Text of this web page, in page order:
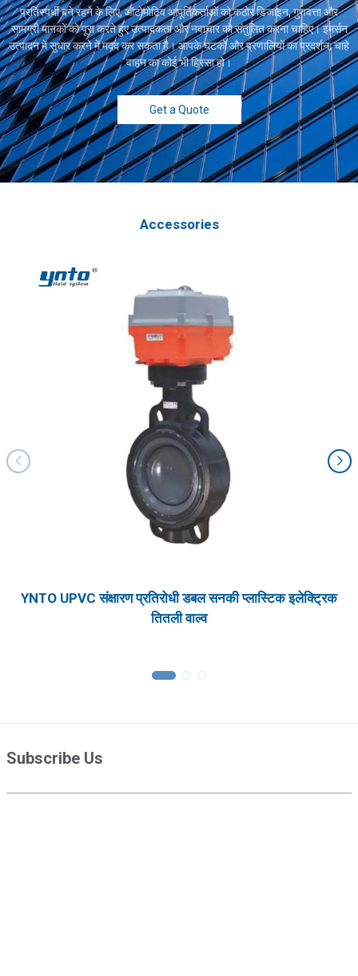
प्रतिस्पर्धी बने रहने के लिए, ऑटोमोटिव आपूर्तिकर्ताओं को कठोर डिजाइन, गुणवत्ता और
सामग्री मानकों को पूरा करते हुए उत्पादकता और नवाचार को संतुलित करना चाहिए। इमर्सन
उत्पादन में सुधार करने में मदद कर सकता है। आपके घटकों और प्रणालियों का प्रदर्शन, चाहे
वाहन का कोई भी हिस्सा हो।
Get a Quote
Accessories
YNTO UPVC संक्षारण प्रतिरोधी डबल सनकी प्लास्टिक इलेक्ट्रिक
तितली वाल्व
Subscribe Us